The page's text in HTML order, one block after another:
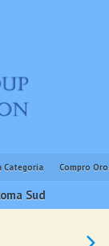
Categoria Compro Oro
Sud